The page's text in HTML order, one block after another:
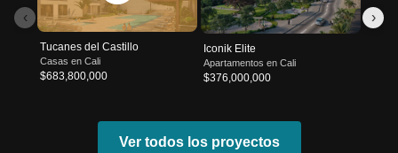
‹
Tucanes del Castillo
Casas en Cali
$683,800,000
Iconik Elite
Apartamentos en Cali
$376,000,000
›
Ver todos los proyectos